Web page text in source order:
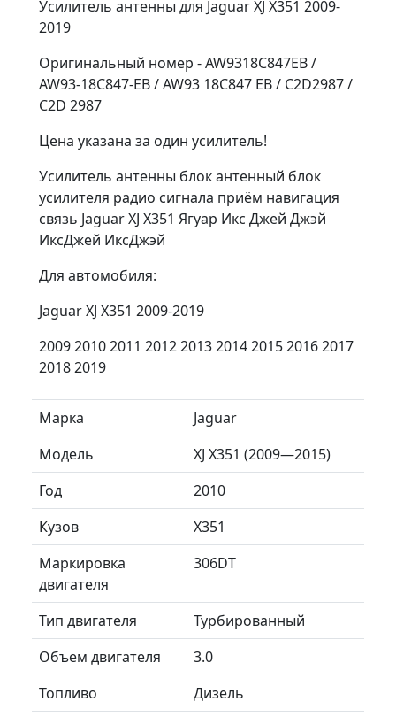
Усилитель антенны для Jaguar XJ X351 2009-
2019
Оригинальный номер - AW9318C847EB /
AW93-18C847-EB / AW93 18C847 EB / C2D2987 /
C2D 2987
Цена указана за один усилитель!
Усилитель антенны блок антенный блок
усилителя радио сигнала приём навигация
связь Jaguar XJ X351 Ягуар Икс Джей Джэй
ИксДжей ИксДжэй
Для aвтoмобиля:
Jaguar XJ X351 2009-2019
2009 2010 2011 2012 2013 2014 2015 2016 2017
2018 2019
Марка
Jaguar
Модель
XJ X351 (2009—2015)
Год
2010
Кузов
X351
Маркировка
двигателя
306DT
Тип двигателя
Турбированный
Объем двигателя
3.0
Топливо
Дизель